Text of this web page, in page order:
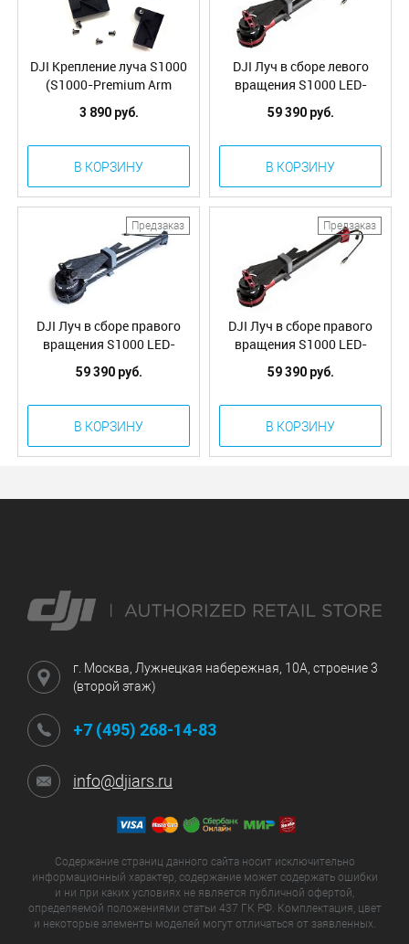
DJI Крепление луча S1000
(S1000-Premium Arm
Mounting Bracket) (Part12)
3 890 руб.
В КОРЗИНУ
DJI Луч в сборе левого
вращения S1000 LED-
красный (S1000-Premium
Complete Arm [CCW-RED])
59 390 руб.
В КОРЗИНУ
Предзаказ
DJI Луч в сборе правого
вращения S1000 LED-
зеленый (S1000-Premium
Complete Arm [CW-Green])
59 390 руб.
В КОРЗИНУ
Предзаказ
DJI Луч в сборе правого
вращения S1000 LED-
красный (S1000-Premium
Complete Arm [CW-RED])
59 390 руб.
В КОРЗИНУ
г. Москва, Лужнецкая набережная, 10А, строение 3
(второй этаж)
+7 (495) 268-14-83
info@djiars.ru
Содержание страниц данного сайта носит исключительно
информационный характер, содержание может содержать ошибки
и ни при каких условиях не является публичной офертой,
определяемой положениями статьи 437 ГК РФ. Комплектация, цвет
и некоторые элементы моделей могут отличаться от заявленных.